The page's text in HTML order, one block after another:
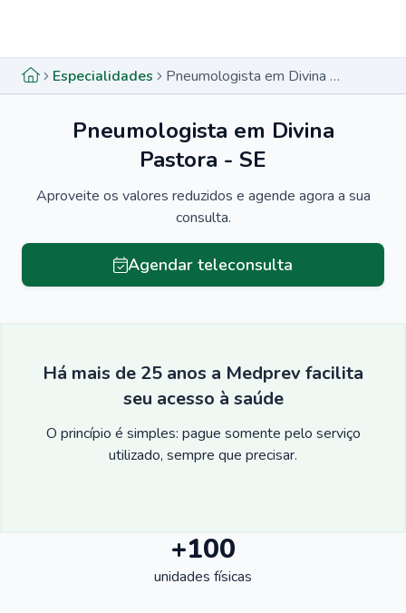
Especialidades Pneumologista em Divina Pastora - SE
Pneumologista em Divina
Pastora - SE
Aproveite os valores reduzidos e agende agora a sua
consulta.
Agendar teleconsulta
Há mais de 25 anos a Medprev facilita
seu acesso à saúde
O princípio é simples: pague somente pelo serviço
utilizado, sempre que precisar.
+100
unidades físicas